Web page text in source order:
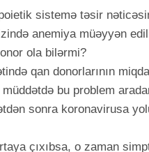
sistemə təsir
anemiya müəyyən
ola bilərmi?
qan donorlarının
bu problem
sonra koronavirusa
çıxıbsa, o zaman